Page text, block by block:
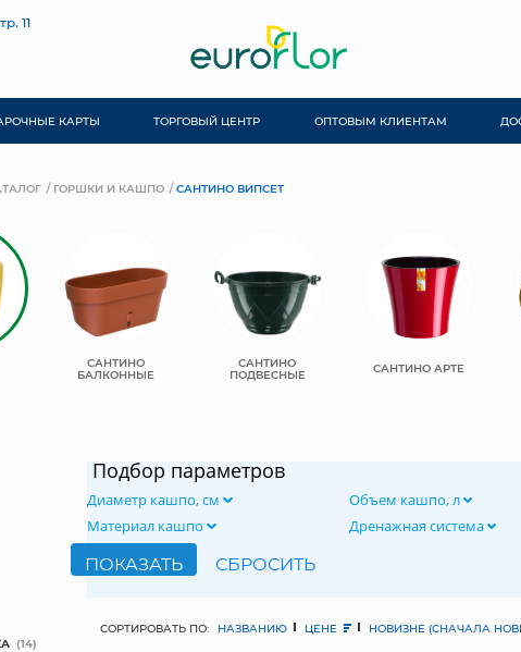
11
КАРТЫ ТОРГОВЫЙ ЦЕНТР ОПТОВЫМ КЛИЕНТАМ
ГОРШКИ И КАШПО САНТИНО ВИПСЕТ
САНТИНО
БАЛКОННЫЕ
САНТИНО
ПОДВЕСНЫЕ САНТИНО АРТЕ
Подбор параметров
Диаметр кашпо, см Объем кашпо, л
Материал кашпо
Дренажная система
СОРТИРОВАТЬ ПО: НАЗВАНИЮ ЦЕНЕ НОВИЗНЕ (СНАЧАЛА
(14)